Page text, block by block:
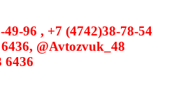
96 , +7 (4742)38-78-54
@Avtozvuk_48
6436